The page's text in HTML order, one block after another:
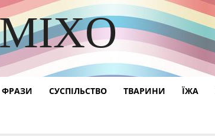
THE ART OF PUBLISHING
ФРАЗИ СУСПІЛЬСТВО ТВАРИНИ ЇЖА